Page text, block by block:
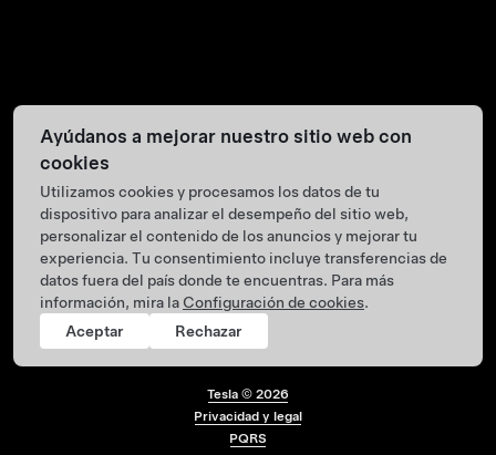
Menú de pie de
Tesla © 2026
Privacidad y legal
PQRS
Ayúdanos a mejorar nuestro sitio web con
cookies
Utilizamos cookies y procesamos los datos de tu
dispositivo para analizar el desempeño del sitio web,
personalizar el contenido de los anuncios y mejorar tu
experiencia. Tu consentimiento incluye transferencias de
datos fuera del país donde te encuentras. Para más
información, mira la Configuración de cookies.
Aceptar
Rechazar